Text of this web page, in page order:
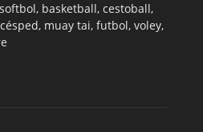
basketball, cestoball,
muay tai, futbol, voley,